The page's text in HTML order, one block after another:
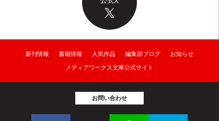
新刊情報 書籍情報 人気作品 編集部ブログ
お知らせ
メディアワークス文庫公式サイト
お問い合わせ